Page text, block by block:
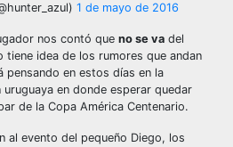
1 de mayo de 2016
nos contó que no se va del
tiene idea de los rumores que andan
pensando en estos días en la
en donde esperar quedar
de la Copa América Centenario.
al evento del pequeño Diego, los